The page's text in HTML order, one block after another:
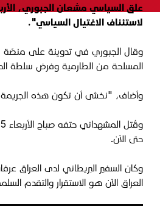
لاستئناف الاغتيال السياسي".
وقال الجبوري في تدوينة على منصّة
المسلحة من الطارمية وفرض سلطة
وأضاف، "نخشى أن تكون هذه الجريمة
حتى الآن.
وكان السفير البريطاني لدى العراق
العراق الآن هو الاستقرار والتقدم